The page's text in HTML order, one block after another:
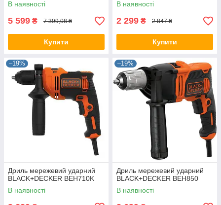
В наявності
5 599 ₴ 7 399,08 ₴
Купити
В наявності
2 299 ₴ 2 847 ₴
Купити
–19%
Дриль мережевий ударний
BLACK+DECKER BEH710K
В наявності
–19%
Дриль мережевий ударний
BLACK+DECKER BEH850
В наявності